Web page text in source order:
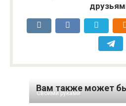
Вам также может
Своими руками